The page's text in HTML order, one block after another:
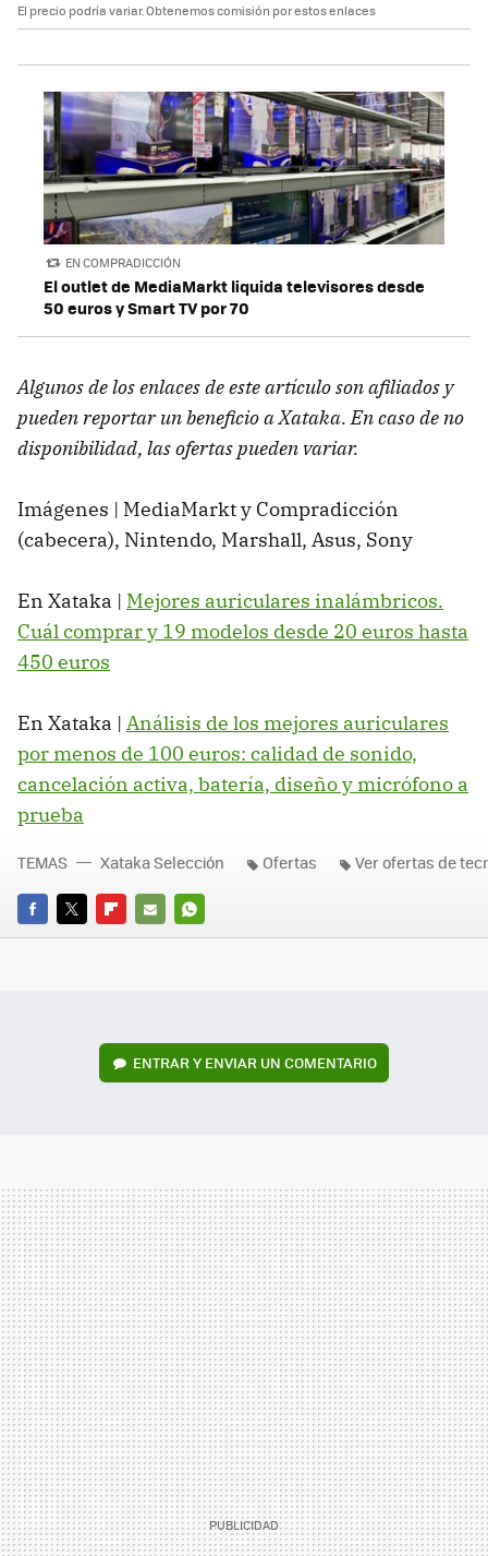
El precio podría variar. Obtenemos comisión por estos enlaces
EN COMPRADICCIÓN
El outlet de MediaMarkt liquida televisores desde
50 euros y Smart TV por 70
Algunos de los enlaces de este artículo son afiliados y
pueden reportar un beneficio a Xataka. En caso de no
disponibilidad, las ofertas pueden variar.
Imágenes | MediaMarkt y Compradicción
(cabecera), Nintendo, Marshall, Asus, Sony
En Xataka | Mejores auriculares inalámbricos.
Cuál comprar y 19 modelos desde 20 euros hasta
450 euros
En Xataka | Análisis de los mejores auriculares
por menos de 100 euros: calidad de sonido,
cancelación activa, batería, diseño y micrófono a
prueba
FACEBOOK
TWITTERFLIPBOARD
E-
WHATSAPP
TEMAS Xataka Selección Ofertas Ver ofertas de
ENTRAR Y ENVIAR UN COMENTARIO